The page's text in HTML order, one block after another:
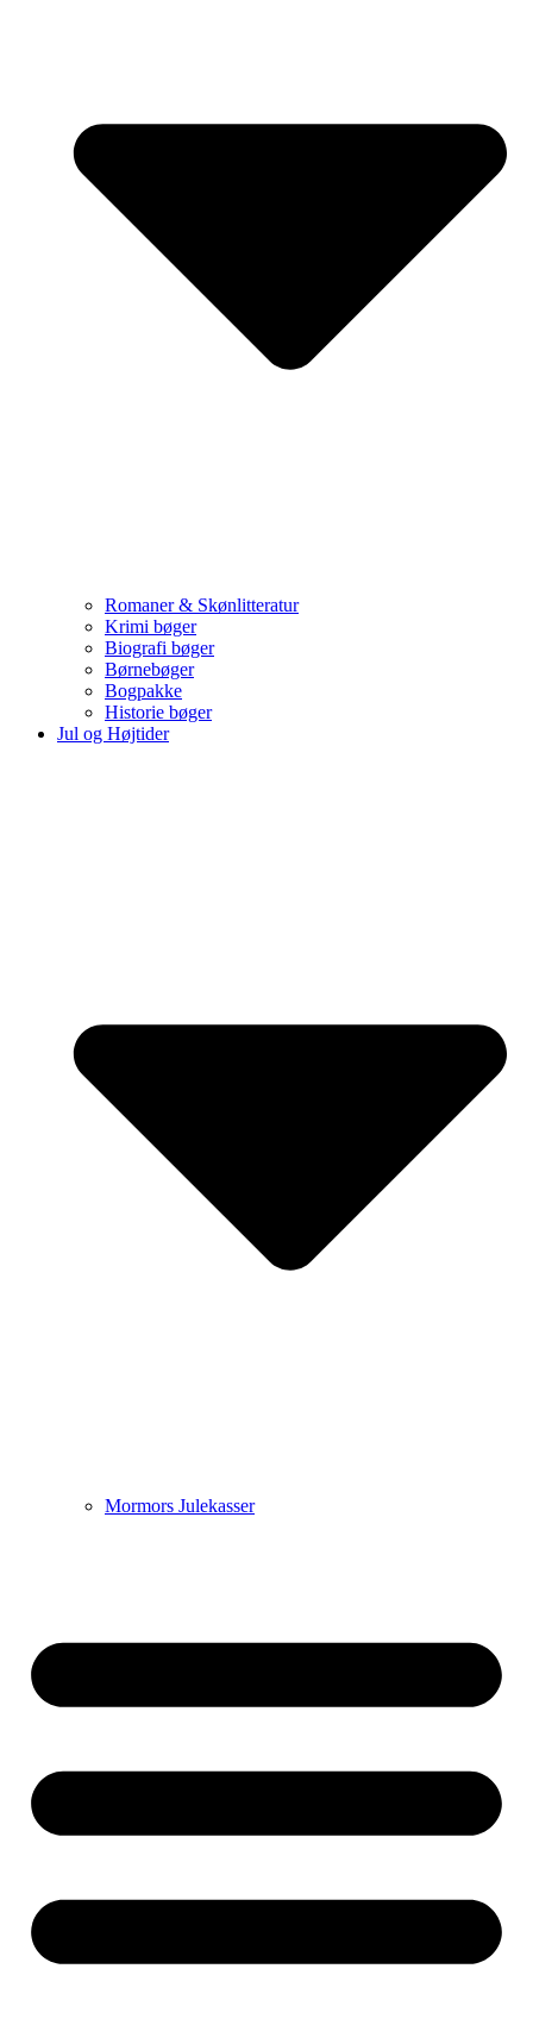
Romaner & Skønlitteratur
Krimi bøger
Biografi bøger
Børnebøger
Bogpakke
Historie bøger
Jul og Højtider
Mormors Julekasser